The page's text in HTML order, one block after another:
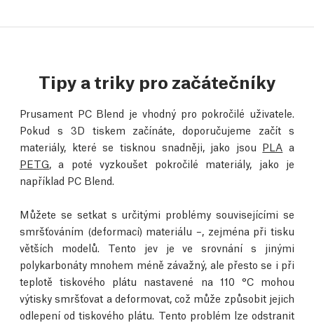
Tipy a triky pro začátečníky
Prusament PC Blend je vhodný pro pokročilé uživatele.
Pokud s 3D tiskem začínáte, doporučujeme začít s
materiály, které se tisknou snadněji, jako jsou PLA a
PETG, a poté vyzkoušet pokročilé materiály, jako je
například PC Blend.
Můžete se setkat s určitými problémy souvisejícími se
smršťováním (deformací) materiálu –, zejména při tisku
větších modelů. Tento jev je ve srovnání s jinými
polykarbonáty mnohem méně závažný, ale přesto se i při
teplotě tiskového plátu nastavené na 110 °C mohou
výtisky smršťovat a deformovat, což může způsobit jejich
odlepení od tiskového plátu. Tento problém lze odstranit